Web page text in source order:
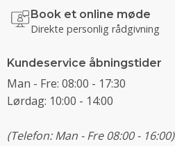
Book et online møde
Direkte personlig rådgivning
Kundeservice åbningstider
Man - Fre: 08:00 - 17:30
Lørdag: 10:00 - 14:00
(Telefon: Man - Fre 08:00 - 16:00)